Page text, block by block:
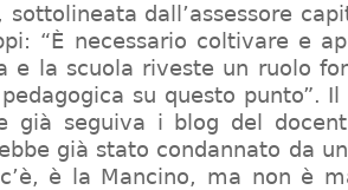
dall’assessore
“È necessario coltivare e
e la scuola riveste un ruolo
su questo punto”.
già seguiva i blog del
già stato condannato da
è la Mancino, ma non è